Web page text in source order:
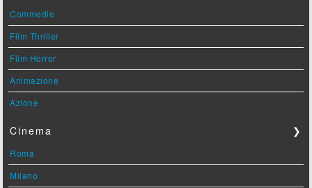
Commedie
Film Thriller
Film Horror
Animazione
Azione
Cinema ❯
Roma
Milano